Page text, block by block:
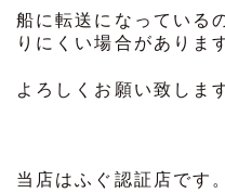
船に転送になっている
りにくい場合がありま
よろしくお願い致しま
当店はふぐ認証店です